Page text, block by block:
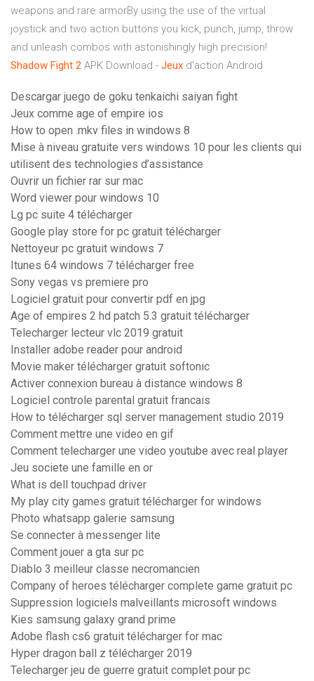
weapons and rare armorBy using the use of the virtual
joystick and two action buttons you kick, punch, jump, throw
and unleash combos with astonishingly high precision!
Shadow Fight 2 APK Download - Jeux d'action Android
Descargar juego de goku tenkaichi saiyan fight
Jeux comme age of empire ios
How to open .mkv files in windows 8
Mise à niveau gratuite vers windows 10 pour les clients qui
utilisent des technologies d’assistance
Ouvrir un fichier rar sur mac
Word viewer pour windows 10
Lg pc suite 4 télécharger
Google play store for pc gratuit télécharger
Nettoyeur pc gratuit windows 7
Itunes 64 windows 7 télécharger free
Sony vegas vs premiere pro
Logiciel gratuit pour convertir pdf en jpg
Age of empires 2 hd patch 5.3 gratuit télécharger
Telecharger lecteur vlc 2019 gratuit
Installer adobe reader pour android
Movie maker télécharger gratuit softonic
Activer connexion bureau à distance windows 8
Logiciel controle parental gratuit francais
How to télécharger sql server management studio 2019
Comment mettre une video en gif
Comment telecharger une video youtube avec real player
Jeu societe une famille en or
What is dell touchpad driver
My play city games gratuit télécharger for windows
Photo whatsapp galerie samsung
Se connecter à messenger lite
Comment jouer a gta sur pc
Diablo 3 meilleur classe necromancien
Company of heroes télécharger complete game gratuit pc
Suppression logiciels malveillants microsoft windows
Kies samsung galaxy grand prime
Adobe flash cs6 gratuit télécharger for mac
Hyper dragon ball z télécharger 2019
Telecharger jeu de guerre gratuit complet pour pc